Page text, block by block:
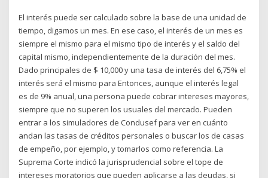
El interés puede ser calculado sobre la base de una unidad de
tiempo, digamos un mes. En ese caso, el interés de un mes es
siempre el mismo para el mismo tipo de interés y el saldo del
capital mismo, independientemente de la duración del mes.
Dado principales de $ 10,000 y una tasa de interés del 6,75% el
interés será el mismo para Entonces, aunque el interés legal
es de 9% anual, una persona puede cobrar intereses mayores,
siempre que no superen los usuales del mercado. Pueden
entrar a los simuladores de Condusef para ver en cuánto
andan las tasas de créditos personales o buscar los de casas
de empeño, por ejemplo, y tomarlos como referencia. La
Suprema Corte indicó la jurisprudencial sobre el tope de
intereses moratorios que pueden aplicarse a las deudas, si